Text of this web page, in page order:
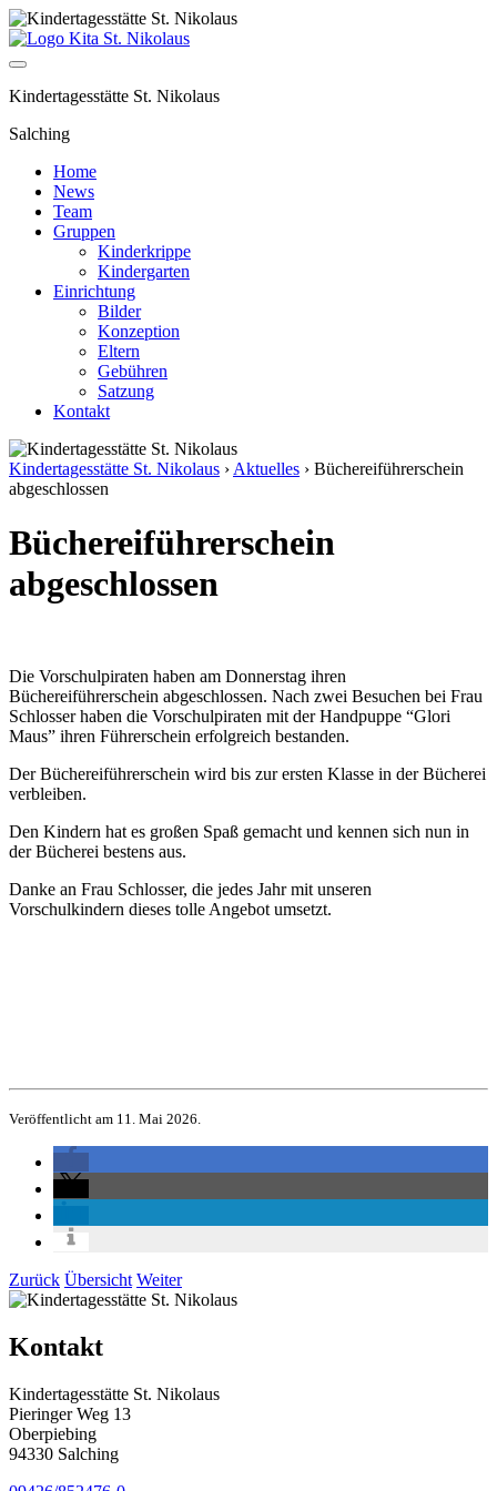
Kindertagesstätte St. Nikolaus
Salching
Home
News
Team
Gruppen
Kinderkrippe
Kindergarten
Einrichtung
Bilder
Konzeption
Eltern
Gebühren
Satzung
Kontakt
Kindertagesstätte St. Nikolaus › Aktuelles › Büchereiführerschein
abgeschlossen
Büchereiführerschein
abgeschlossen
Die Vorschulpiraten haben am Donnerstag ihren
Büchereiführerschein abgeschlossen. Nach zwei Besuchen bei Frau
Schlosser haben die Vorschulpiraten mit der Handpuppe “Glori
Maus” ihren Führerschein erfolgreich bestanden.
Der Büchereiführerschein wird bis zur ersten Klasse in der Bücherei
verbleiben.
Den Kindern hat es großen Spaß gemacht und kennen sich nun in
der Bücherei bestens aus.
Danke an Frau Schlosser, die jedes Jahr mit unseren
Vorschulkindern dieses tolle Angebot umsetzt.
Veröffentlicht am 11. Mai 2026.
Zurück Übersicht Weiter
Kontakt
Kindertagesstätte St. Nikolaus
Pieringer Weg 13
Oberpiebing
94330 Salching